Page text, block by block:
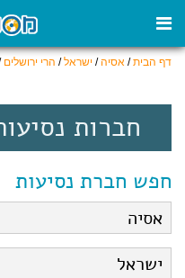
דף הבית/ אסיה/ ישראל/ הרי ירושלים
חברות
חפש חברת נסיעות